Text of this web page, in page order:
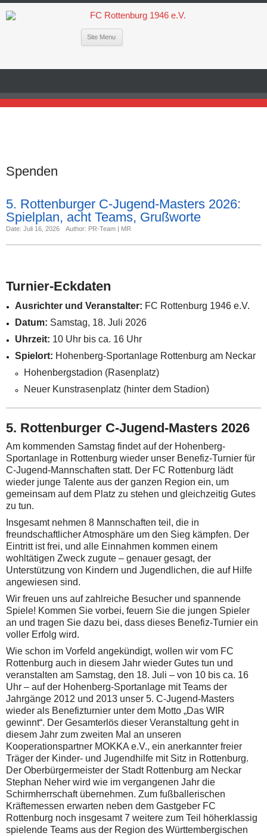
Site Menu
Spenden
5. Rottenburger C-Jugend-Masters 2026:
Spielplan, acht Teams, Grußworte
Date: Juli 16, 2026 Author: PR-Team | MR
Turnier-Eckdaten
Ausrichter und Veranstalter: FC Rottenburg 1946 e.V.
Datum: Samstag, 18. Juli 2026
Uhrzeit: 10 Uhr bis ca. 16 Uhr
Spielort: Hohenberg-Sportanlage Rottenburg am Neckar
Hohenbergstadion (Rasenplatz)
Neuer Kunstrasenplatz (hinter dem Stadion)
5. Rottenburger C-Jugend-Masters 2026
Am kommenden Samstag findet auf der Hohenberg-
Sportanlage in Rottenburg wieder unser Benefiz-Turnier für
C-Jugend-Mannschaften statt. Der FC Rottenburg lädt
wieder junge Talente aus der ganzen Region ein, um
gemeinsam auf dem Platz zu stehen und gleichzeitig Gutes
zu tun.
Insgesamt nehmen 8 Mannschaften teil, die in
freundschaftlicher Atmosphäre um den Sieg kämpfen. Der
Eintritt ist frei, und alle Einnahmen kommen einem
wohltätigen Zweck zugute – genauer gesagt, der
Unterstützung von Kindern und Jugendlichen, die auf Hilfe
angewiesen sind.
Wir freuen uns auf zahlreiche Besucher und spannende
Spiele! Kommen Sie vorbei, feuern Sie die jungen Spieler
an und tragen Sie dazu bei, dass dieses Benefiz-Turnier ein
voller Erfolg wird.
Wie schon im Vorfeld angekündigt, wollen wir vom FC
Rottenburg auch in diesem Jahr wieder Gutes tun und
veranstalten am Samstag, den 18. Juli – von 10 bis ca. 16
Uhr – auf der Hohenberg-Sportanlage mit Teams der
Jahrgänge 2012 und 2013 unser 5. C-Jugend-Masters
wieder als Benefizturnier unter dem Motto „Das WIR
gewinnt“. Der Gesamterlös dieser Veranstaltung geht in
diesem Jahr zum zweiten Mal an unseren
Kooperationspartner MOKKA e.V., ein anerkannter freier
Träger der Kinder- und Jugendhilfe mit Sitz in Rottenburg.
Der Oberbürgermeister der Stadt Rottenburg am Neckar
Stephan Neher wird wie im vergangenen Jahr die
Schirmherrschaft übernehmen. Zum fußballerischen
Kräftemessen erwarten neben dem Gastgeber FC
Rottenburg noch insgesamt 7 weitere zum Teil höherklassig
spielende Teams aus der Region des Württembergischen